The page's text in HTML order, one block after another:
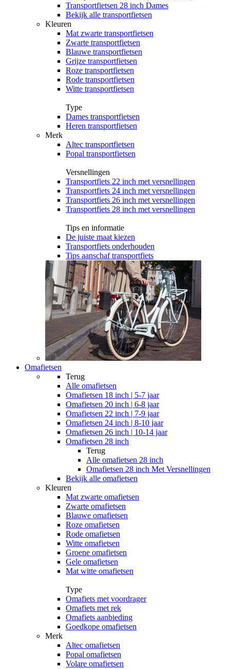
Transportfietsen 28 inch Dames
Bekijk alle transportfietsen
Kleuren
Mat zwarte transportfietsen
Zwarte transportfietsen
Blauwe transportfietsen
Grijze transportfietsen
Roze transportfietsen
Rode transportfietsen
Witte transportfietsen
Type
Dames transportfietsen
Heren transportfietsen
Merk
Altec transportfietsen
Popal transportfietsen
Versnellingen
Transportfiets 22 inch met versnellingen
Transportfiets 24 inch met versnellingen
Transportfiets 26 inch met versnellingen
Transportfiets 28 inch met versnellingen
Tips en informatie
De juiste maat kiezen
Transportfiets onderhouden
Tips aanschaf transportfiets
Omafietsen
Terug
Alle omafietsen
Omafietsen 18 inch | 5-7 jaar
Omafietsen 20 inch | 6-8 jaar
Omafietsen 22 inch | 7-9 jaar
Omafietsen 24 inch | 8-10 jaar
Omafietsen 26 inch | 10-14 jaar
Omafietsen 28 inch
Terug
Alle omafietsen 28 inch
Omafietsen 28 inch Met Versnellingen
Bekijk alle omafietsen
Kleuren
Mat zwarte omafietsen
Zwarte omafietsen
Blauwe omafietsen
Roze omafietsen
Rode omafietsen
Witte omafietsen
Groene omafietsen
Gele omafietsen
Mat witte omafietsen
Type
Omafiets met voordrager
Omafiets met rek
Omafiets aanbieding
Goedkope omafietsen
Merk
Altec omafietsen
Popal omafietsen
Volare omafietsen